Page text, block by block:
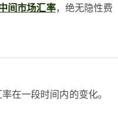
间市场汇率，绝无隐性费
在一段时间内的变化。